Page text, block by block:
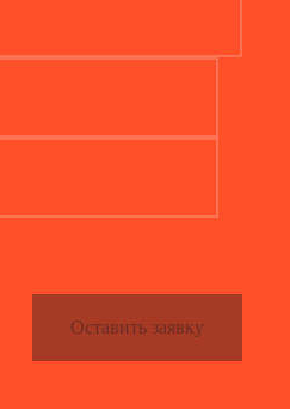
в отношении респондента
направления извещений, уведомлений,
Оставить заявку